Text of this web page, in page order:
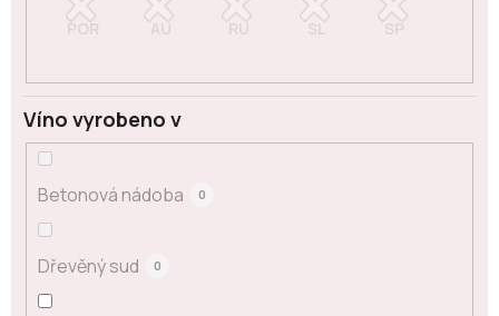
Víno vyrobeno v
Betonová nádoba 0
Dřevěný sud 0